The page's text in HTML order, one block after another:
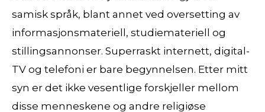
samisk språk, blant annet ved oversetting av
informasjonsmateriell, studiemateriell og
stillingsannonser. Superraskt internett, digital-
TV og telefoni er bare begynnelsen. Etter mitt
syn er det ikke vesentlige forskjeller mellom
disse menneskene og andre religiøse